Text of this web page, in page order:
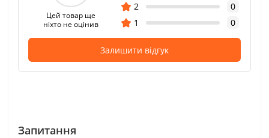
Цей товар ще
ніхто не оцінив
2
0
1
0
Залишити відгук
Запитання